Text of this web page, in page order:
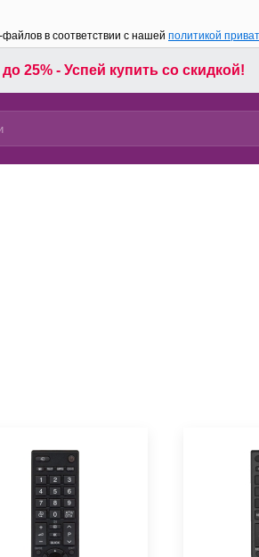
в соответствии с нашей политикой
25% - Успей купить со скидкой!